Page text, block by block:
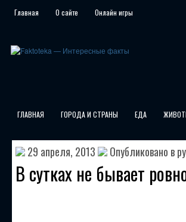
Главная О сайте Онлайн игры
ГЛАВНАЯ ГОРОДА И СТРАНЫ ЕДА
29 апреля, 2013 Опубликовано в
В сутках не бывает